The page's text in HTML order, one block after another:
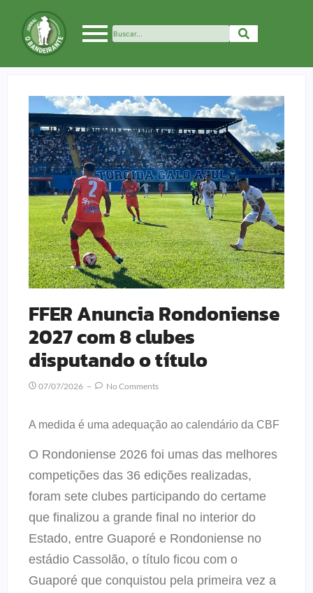
FFER Anuncia Rondoniense
2027 com 8 clubes
disputando o título
07/07/2026 No Comments
A medida é uma adequação ao calendário da CBF
O Rondoniense 2026 foi umas das melhores
competições das 36 edições realizadas,
foram sete clubes participando do certame
que finalizou a grande final no interior do
Estado, entre Guaporé e Rondoniense no
estádio Cassolão, o título ficou com o
Guaporé que conquistou pela primeira vez a